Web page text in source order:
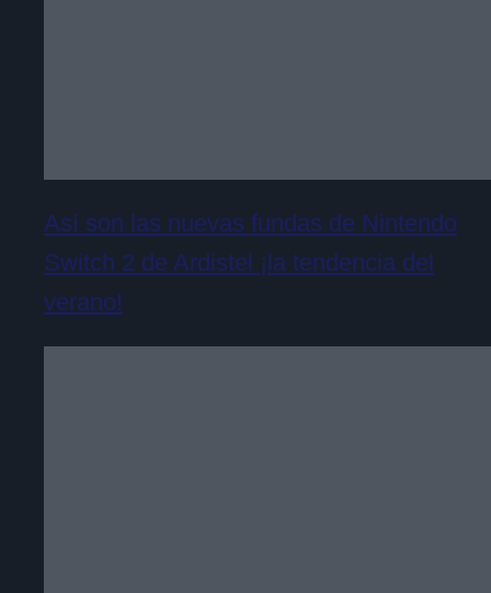
Así son las nuevas fundas de Nintendo
Switch 2 de Ardistel ¡la tendencia del
verano!